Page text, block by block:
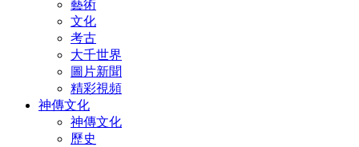
藝術
文化
考古
大千世界
圖片新聞
精彩視頻
神傳文化
神傳文化
歷史